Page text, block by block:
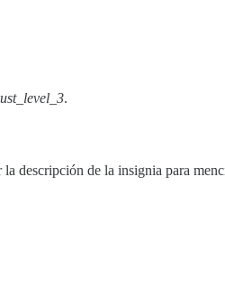
.
descripción de la insignia para